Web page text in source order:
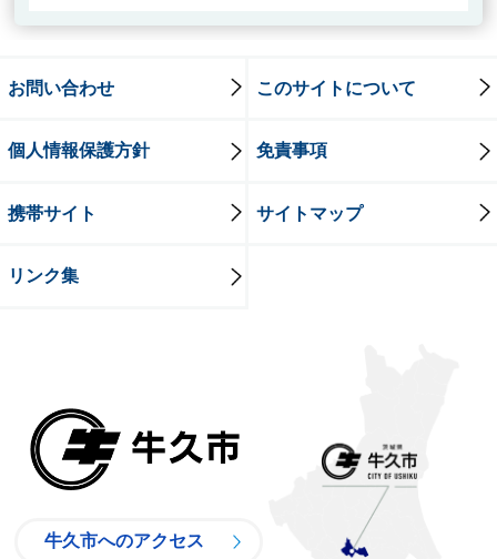
お問い合わせ このサイトについて
個人情報保護方針 免責事項
携帯サイト サイトマップ
リンク集
牛久市へのアクセス